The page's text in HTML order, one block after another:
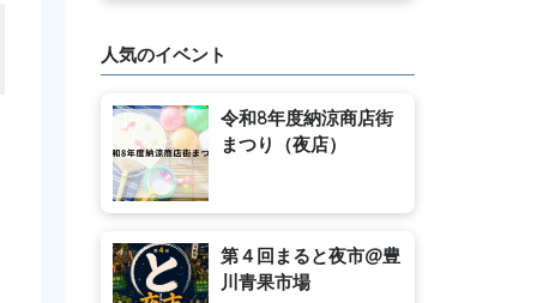
人気のイベント
令和8年度納涼商店街
まつり（夜店）
第４回まると夜市@豊
川青果市場